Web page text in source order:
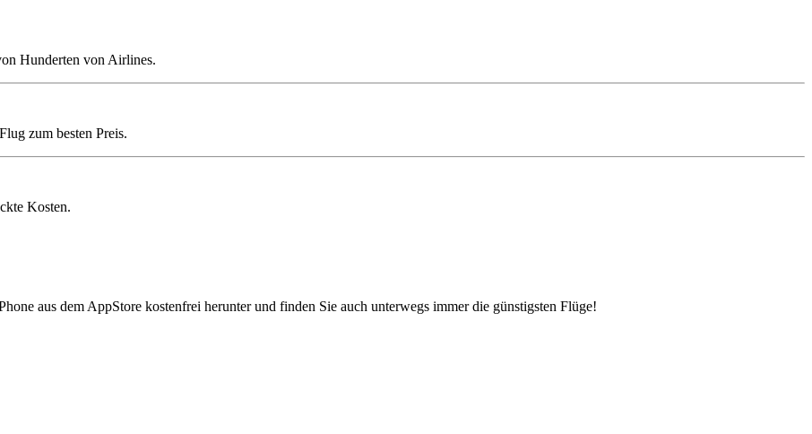
Hunderten von Airlines.
zum besten Preis.
Kosten.
aus dem AppStore kostenfrei herunter und finden Sie auch unterwegs immer die günstigsten Flüge!